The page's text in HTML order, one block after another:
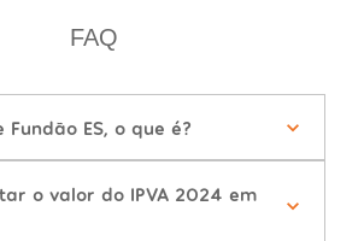
FAQ
Fundão ES, o que é?
o valor do IPVA 2024 em